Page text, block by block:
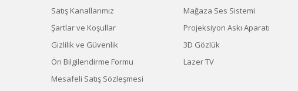
Satış Kanallarımız
Şartlar ve Koşullar
Gizlilik ve Güvenlik
Ön Bilgilendirme Formu
Mesafeli Satış Sözleşmesi
Mağaza Ses Sistemi
Projeksiyon Askı Aparatı
3D Gözlük
Lazer TV